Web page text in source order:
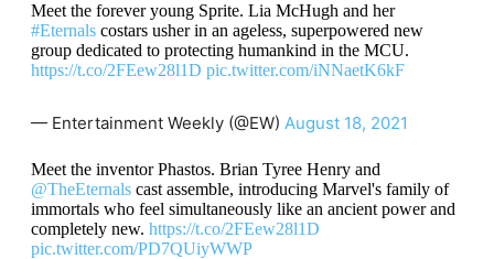
Meet the forever young Sprite. Lia McHugh and her
#Eternalscostars usher in an ageless, superpowered new
group dedicated to protecting humankind in the MCU.
https://t.co/2FEew28l1D pic.twitter.com/iNNaetK6kF
— Entertainment Weekly (@EW) August 18, 2021
Meet the inventor Phastos. Brian Tyree Henry and
@TheEternalscast assemble, introducing Marvel's family of
immortals who feel simultaneously like an ancient power and
completely new. https://t.co/2FEew28l1D
pic.twitter.com/PD7QUiyWWP